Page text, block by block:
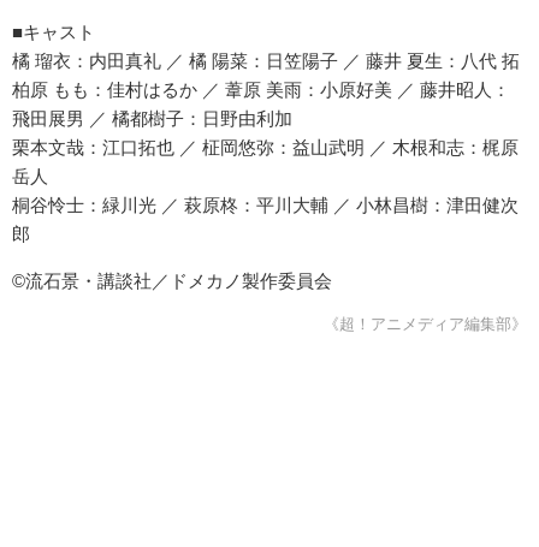
■キャスト
橘 瑠衣：内田真礼 ／ 橘 陽菜：日笠陽子 ／ 藤井 夏生：八代 拓
柏原 もも：佳村はるか ／ 葦原 美雨：小原好美 ／ 藤井昭人：
飛田展男 ／ 橘都樹子：日野由利加
栗本文哉：江口拓也 ／ 柾岡悠弥：益山武明 ／ 木根和志：梶原
岳人
桐谷怜士：緑川光 ／ 萩原柊：平川大輔 ／ 小林昌樹：津田健次
郎
©流石景・講談社／ドメカノ製作委員会
《超！アニメディア編集部》